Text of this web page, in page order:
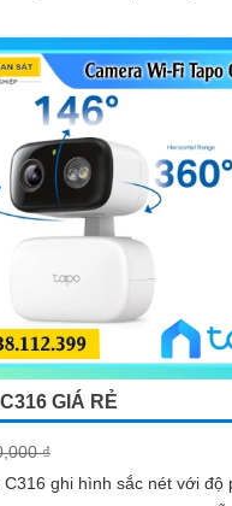
GIÁ RẺ
₫
C316 ghi hình sắc nét với độ